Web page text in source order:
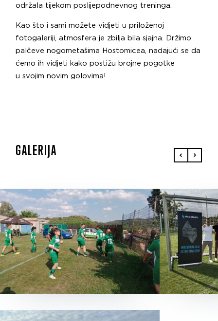
održala tijekom poslijepodnevnog treninga.
Kao što i sami možete vidjeti u priloženoj
fotogaleriji, atmosfera je zbilja bila sjajna. Držimo
palčeve nogometašima Hostomicea, nadajući se da
ćemo ih vidjeti kako postižu brojne pogotke
u svojim novim golovima!
GALERIJA